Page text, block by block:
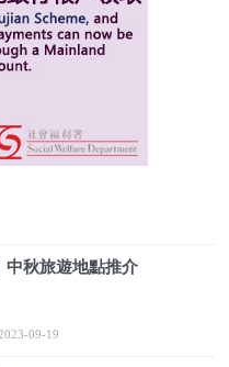
中秋旅遊地點推介
09-19